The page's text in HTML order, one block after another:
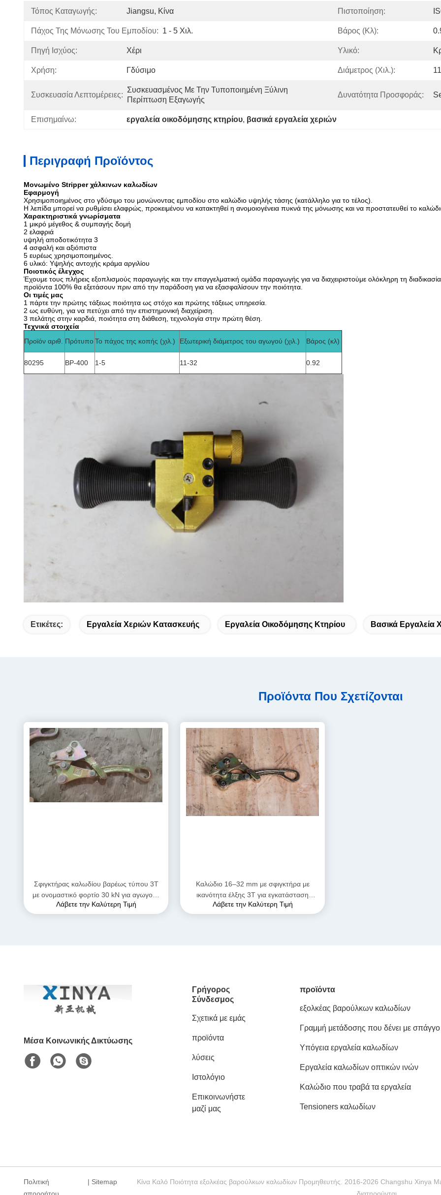
Τόπος Καταγωγής: Jiangsu, Κίνα Πιστοποίηση:
Πάχος Της Μόνωσης Του Εμποδίου: 1 - 5 Χιλ. Βάρος (κλ):
Πηγή Ισχύος: Χέρι Υλικό:
Χρήση: Γδύσιμο Διάμετρος (χιλ.):
Συσκευασία Λεπτομέρειες:
Συσκευασμένος Με Την Τυποποιημένη Ξύλινη
Περίπτωση Εξαγωγής
Δυνατότητα Προσφοράς:
Επισημαίνω: εργαλεία οικοδόμησης κτηρίου, βασικά εργαλεία χεριών
Περιγραφή Προϊόντος
Μονωμένο Stripper χάλκινων καλωδίων
Εφαρμογή
Χρησιμοποιημένος στο γδύσιμο του μονώνοντας εμποδίου στο καλώδιο υψηλής τάσης (κατάλληλο για το τέλος).
Η λεπίδα μπορεί να ρυθμίσει ελαφρώς, προκειμένου να κατακτηθεί η ανομοιογένεια πυκνά της μόνωσης και να προστατευθεί το
Χαρακτηριστικά γνωρίσματα
1 μικρό μέγεθος & συμπαγής δομή
2 ελαφριά
υψηλή αποδοτικότητα 3
4 ασφαλή και αξιόπιστα
5 ευρέως χρησιμοποιημένος.
6 υλικό: Υψηλής αντοχής κράμα αργιλίου
Ποιοτικός έλεγχος
Έχουμε τους πλήρεις εξοπλισμούς παραγωγής και την επαγγελματική ομάδα παραγωγής για να διαχειριστούμε ολόκληρη τη
προϊόντα 100% θα εξετάσουν πριν από την παράδοση για να εξασφαλίσουν την ποιότητα.
Οι τιμές μας
1 πάρτε την πρώτης τάξεως ποιότητα ως στόχο και πρώτης τάξεως υπηρεσία.
2 ως ευθύνη, για να πετύχει από την επιστημονική διαχείριση.
3 πελάτης στην καρδιά, ποιότητα στη διάθεση, τεχνολογία στην πρώτη θέση.
Τεχνικά στοιχεία
Προϊόν αριθ.
ΠρότυποΤο πάχος της κοπής (χιλ.) Εξωτερική διάμετρος του αγωγού (χιλ.) Βάρος (κλ)
80295 BP-400 1-5 11-32 0.92
Ετικέτες: Εργαλεία Χεριών Κατασκευής Εργαλεία Οικοδόμησης Κτηρίου Βασικά Εργαλεία
Προϊόντα Που Σχετίζονται
Σφιγκτήρας καλωδίου βαρέως τύπου 3T
με ονομαστικό φορτίο 30 kN για αγωγούς
16–32mm από χάλυβα υψηλής αντοχής
Λάβετε την Καλύτερη Τιμή
Καλώδιο 16–32 mm με σφιγκτήρα με
ικανότητα έλξης 3Τ για εγκατάσταση
ηλεκτρικού αγωγού
Λάβετε την Καλύτερη Τιμή
Μέσα Κοινωνικής Δικτύωσης
Γρήγορος
Σύνδεσμος
Σχετικά με εμάς
προϊόντα
λύσεις
Ιστολόγιο
Επικοινωνήστε
μαζί μας
προϊόντα
εξολκέας βαρούλκων καλωδίων
Γραμμή μετάδοσης που δένει με σπάγγο
Υπόγεια εργαλεία καλωδίων
Εργαλεία καλωδίων οπτικών ινών
Καλώδιο που τραβά τα εργαλεία
Tensioners καλωδίων
Πολιτική
απορρήτου
| Sitemap
Κίνα Καλό Ποιότητα εξολκέας βαρούλκων καλωδίων Προμηθευτής. 2016-2026 Changshu Xinya
διατηρούνται.